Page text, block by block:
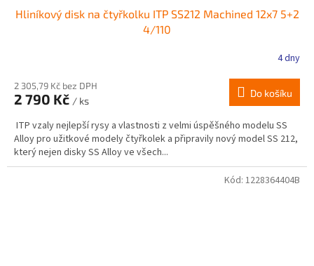
Hliníkový disk na čtyřkolku ITP SS212 Machined 12x7 5+2
4/110
4 dny
2 305,79 Kč bez DPH
2 790 Kč / ks
Do košíku
ITP vzaly nejlepší rysy a vlastnosti z velmi úspěšného modelu SS
Alloy pro užitkové modely čtyřkolek a připravily nový model SS 212,
který nejen disky SS Alloy ve všech...
Kód: 1228364404B